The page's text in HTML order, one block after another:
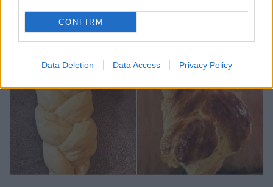
CONFIRM
Data Deletion Data Access Privacy Policy